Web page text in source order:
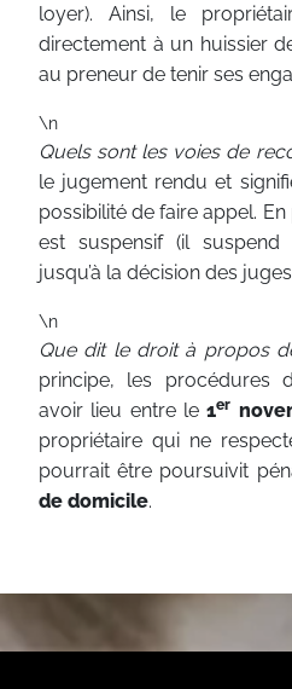
loyer). Ainsi, le
directement à un huissier
au preneur de tenir ses
\n
Quels sont les voies de
le jugement rendu et
possibilité de faire appel.
est suspensif (il suspend
jusqu’à la décision des juges
\n
Que dit le droit à propos
principe, les procédures
avoir lieu entre le1er
propriétaire qui ne
pourrait être poursuivit
de domicile.